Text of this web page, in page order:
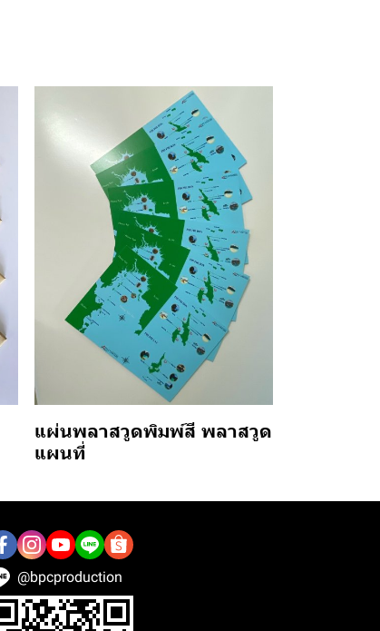
แผ่นพลาสวูดพิมพ์สี พลาสวูด
แผนที่
@bpcproduction